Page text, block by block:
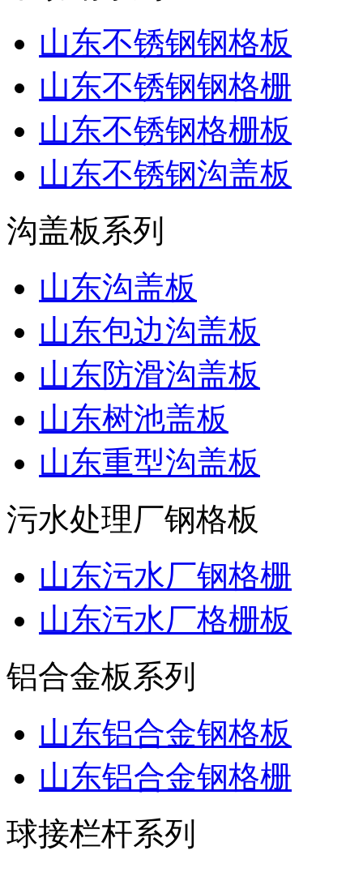
山东不锈钢钢格板
山东不锈钢钢格栅
山东不锈钢格栅板
山东不锈钢沟盖板
沟盖板系列
山东沟盖板
山东包边沟盖板
山东防滑沟盖板
山东树池盖板
山东重型沟盖板
污水处理厂钢格板
山东污水厂钢格栅
山东污水厂格栅板
铝合金板系列
山东铝合金钢格板
山东铝合金钢格栅
球接栏杆系列